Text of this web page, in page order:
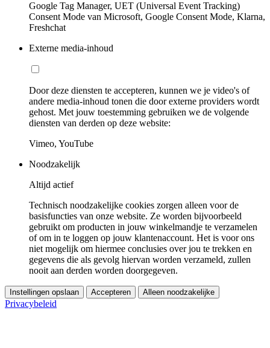
Google Tag Manager, UET (Universal Event Tracking)
Consent Mode van Microsoft, Google Consent Mode, Klarna,
Freshchat
Externe media-inhoud
Door deze diensten te accepteren, kunnen we je video's of
andere media-inhoud tonen die door externe providers wordt
gehost. Met jouw toestemming gebruiken we de volgende
diensten van derden op deze website:
Vimeo, YouTube
Noodzakelijk
Altijd actief
Technisch noodzakelijke cookies zorgen alleen voor de
basisfuncties van onze website. Ze worden bijvoorbeeld
gebruikt om producten in jouw winkelmandje te verzamelen
of om in te loggen op jouw klantenaccount. Het is voor ons
niet mogelijk om hiermee conclusies over jou te trekken en
gegevens die als gevolg hiervan worden verzameld, zullen
nooit aan derden worden doorgegeven.
Instellingen opslaan Accepteren Alleen noodzakelijke
Privacybeleid